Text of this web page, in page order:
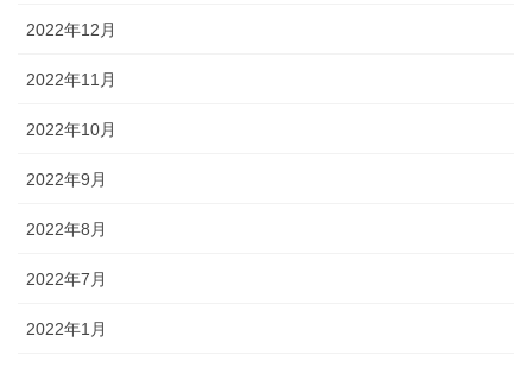
2022年12月
2022年11月
2022年10月
2022年9月
2022年8月
2022年7月
2022年1月